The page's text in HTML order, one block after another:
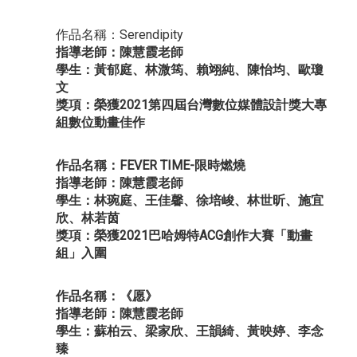
作品名稱：Serendipity
指導老師：陳慧霞老師
學生：黃郁庭、林溦筠、賴翊純、陳怡均、歐瓊
文
獎項：榮獲2021第四屆台灣數位媒體設計獎大專
組數位動畫佳作
作品名稱：FEVER TIME-限時燃燒
指導老師：陳慧霞老師
學生：林琬庭、王佳馨、徐培峻、林世昕、施宜
欣、林若茵
獎項：榮獲2021巴哈姆特ACG創作大賽「動畫
組」入圍
作品名稱：《愿》
指導老師：陳慧霞老師
學生：蘇柏云、梁家欣、王韻綺、黃映婷、李念
臻